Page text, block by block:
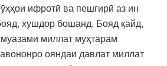
ифротӣ ва пешгирӣ аз ин
хушдор бошанд. Бояд қайд,
миллат муҳтарам
ояндаи давлат миллат